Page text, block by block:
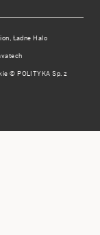
, Ładne Halo
© POLITYKA Sp. z